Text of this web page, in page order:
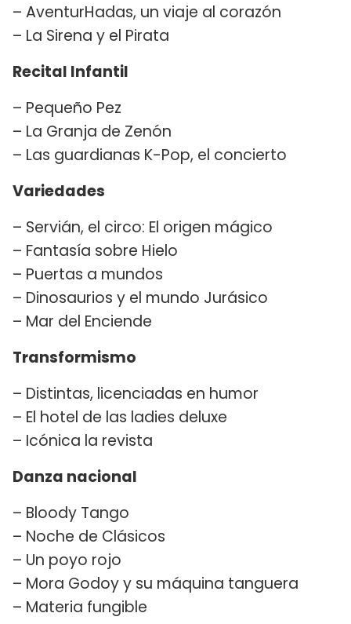
– AventurHadas, un viaje al corazón
– La Sirena y el Pirata
Recital Infantil
– Pequeño Pez
– La Granja de Zenón
– Las guardianas K-Pop, el concierto
Variedades
– Servián, el circo: El origen mágico
– Fantasía sobre Hielo
– Puertas a mundos
– Dinosaurios y el mundo Jurásico
– Mar del Enciende
Transformismo
– Distintas, licenciadas en humor
– El hotel de las ladies deluxe
– Icónica la revista
Danza nacional
– Bloody Tango
– Noche de Clásicos
– Un poyo rojo
– Mora Godoy y su máquina tanguera
– Materia fungible